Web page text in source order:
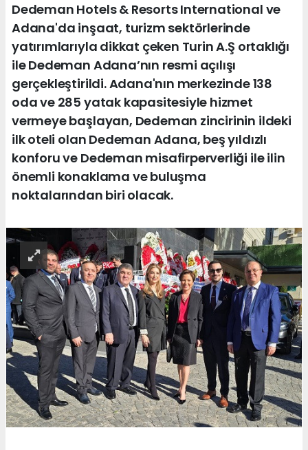
Dedeman Hotels & Resorts International ve
Adana'da inşaat, turizm sektörlerinde
yatırımlarıyla dikkat çeken Turin A.Ş ortaklığı
ile Dedeman Adana’nın resmi açılışı
gerçekleştirildi. Adana'nın merkezinde 138
oda ve 285 yatak kapasitesiyle hizmet
vermeye başlayan, Dedeman zincirinin ildeki
ilk oteli olan Dedeman Adana, beş yıldızlı
konforu ve Dedeman misafirperverliği ile ilin
önemli konaklama ve buluşma
noktalarından biri olacak.